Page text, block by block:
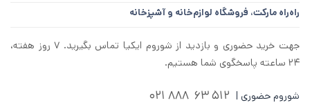
راه‌راه مارکت، فروشگاه لوازم‌خانه و آشپزخانه
جهت خرید حضوری و بازدید از شوروم ایکیا تماس بگیرید. ۷ روز هفته،
۲۴ ساعته پاسخگوی شما هستیم.
شوروم حضوری | 512 63 888 021